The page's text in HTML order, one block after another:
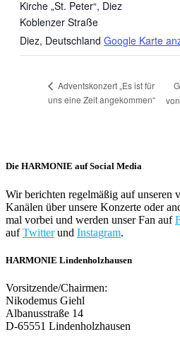
Kirche „St. Peter“, Diez
Koblenzer Straße
Diez, Deutschland Google Karte
Adventskonzert „Es ist für
uns eine Zeit angekommen“
Die HARMONIE auf Social Media
Wir berichten regelmäßig auf unseren
Kanälen über unsere Konzerte oder
mal vorbei und werden unser Fan auf
aufTwitterund Instagram.
HARMONIE Lindenholzhausen
Vorsitzende/Chairmen:
Nikodemus Giehl
Albanusstraße 14
D-65551 Lindenholzhausen